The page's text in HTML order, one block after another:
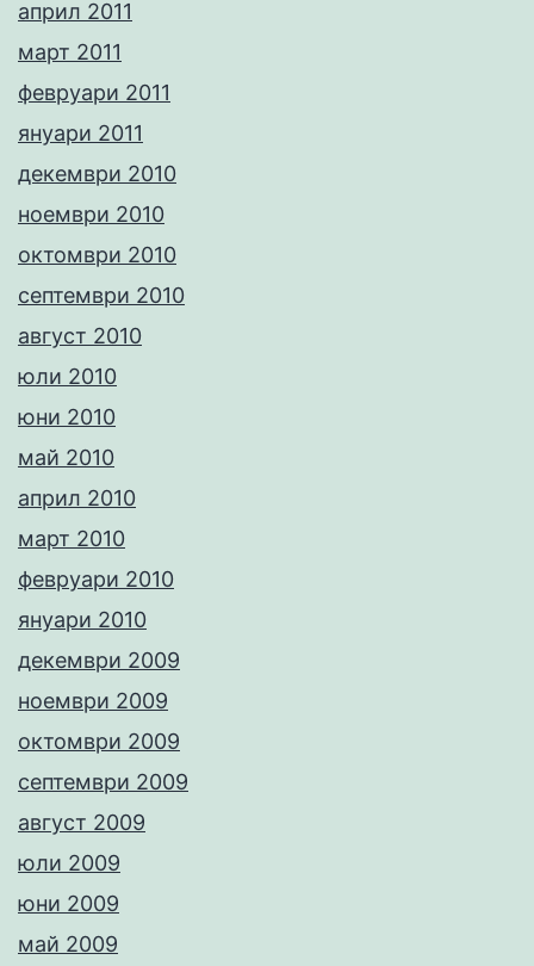
април 2011
март 2011
февруари 2011
януари 2011
декември 2010
ноември 2010
октомври 2010
септември 2010
август 2010
юли 2010
юни 2010
май 2010
април 2010
март 2010
февруари 2010
януари 2010
декември 2009
ноември 2009
октомври 2009
септември 2009
август 2009
юли 2009
юни 2009
май 2009